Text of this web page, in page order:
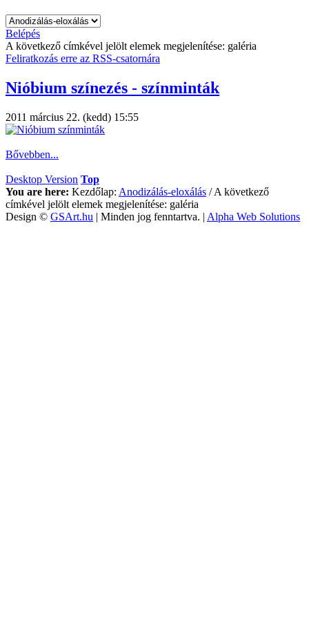
Belépés
A következő címkével jelölt elemek megjelenítése: galéria
Feliratkozás erre az RSS-csatornára
Nióbium színezés - színminták
2011 március 22. (kedd) 15:55
Bővebben...
Desktop Version Top
You are here: Kezdőlap: Anodizálás-eloxálás /A következő
címkével jelölt elemek megjelenítése: galéria
Design © GSArt.hu | Minden jog fenntartva. | Alpha Web Solutions